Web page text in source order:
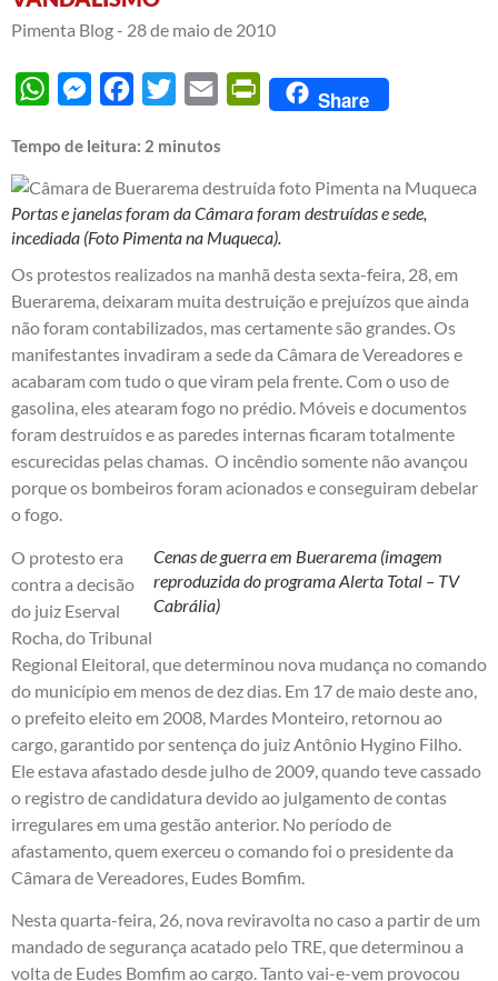
Pimenta Blog - 28 de maio de 2010
WhatsAppMessengerFacebook
Twitter Email PrintFriendly
Share
Tempo de leitura: 2 minutos
Portas e janelas foram da Câmara foram destruídas e sede,
incediada (Foto Pimenta na Muqueca).
Os protestos realizados na manhã desta sexta-feira, 28, em
Buerarema, deixaram muita destruição e prejuízos que ainda
não foram contabilizados, mas certamente são grandes. Os
manifestantes invadiram a sede da Câmara de Vereadores e
acabaram com tudo o que viram pela frente. Com o uso de
gasolina, eles atearam fogo no prédio. Móveis e documentos
foram destruídos e as paredes internas ficaram totalmente
escurecidas pelas chamas. O incêndio somente não avançou
porque os bombeiros foram acionados e conseguiram debelar
o fogo.
Cenas de guerra em Buerarema (imagem
reproduzida do programa Alerta Total – TV
Cabrália)
O protesto era
contra a decisão
do juiz Eserval
Rocha, do Tribunal
Regional Eleitoral, que determinou nova mudança no comando
do município em menos de dez dias. Em 17 de maio deste ano,
o prefeito eleito em 2008, Mardes Monteiro, retornou ao
cargo, garantido por sentença do juiz Antônio Hygino Filho.
Ele estava afastado desde julho de 2009, quando teve cassado
o registro de candidatura devido ao julgamento de contas
irregulares em uma gestão anterior. No período de
afastamento, quem exerceu o comando foi o presidente da
Câmara de Vereadores, Eudes Bomfim.
Nesta quarta-feira, 26, nova reviravolta no caso a partir de um
mandado de segurança acatado pelo TRE, que determinou a
volta de Eudes Bomfim ao cargo. Tanto vai-e-vem provocou